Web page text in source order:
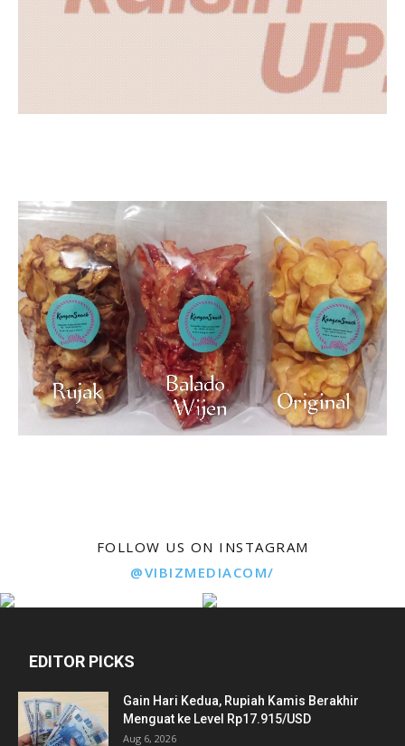
FOLLOW US ON INSTAGRAM
@VIBIZMEDIACOM/
EDITOR PICKS
Gain Hari Kedua, Rupiah Kamis Berakhir
Menguat ke Level Rp17.915/USD
Aug 6, 2026